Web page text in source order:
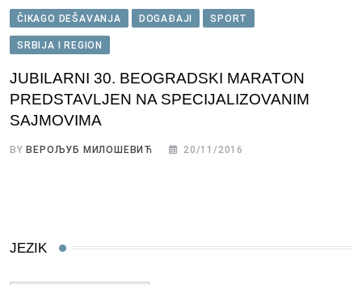
ČIKAGO DEŠAVANJA DOGAĐAJI SPORT
SRBIJA I REGION
JUBILARNI 30. BEOGRADSKI MARATON
PREDSTAVLJEN NA SPECIJALIZOVANIM
SAJMOVIMA
BYВЕРОЉУБ МИЛОШЕВИЋ 20/11/2016
JEZIK